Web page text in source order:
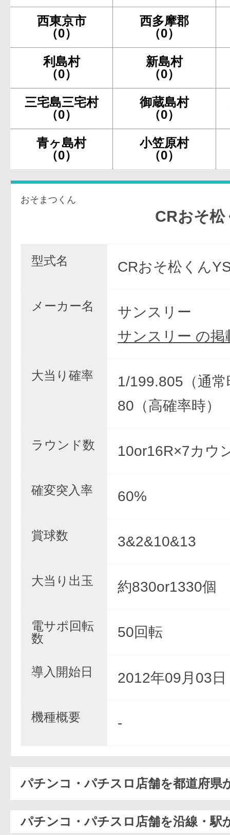
西東京市
（0）
西多摩郡
（0）
利島村
（0）
新島村
（0）
三宅島三宅村
（0）
御蔵島村
（0）
青ヶ島村
（0）
小笠原村
（0）
おそまつくん
CRおそ松く
型式名 CRおそ松くん
メーカー名
サンスリー
サンスリー の掲
大当り確率
1/199.805（通
80（高確率時）
ラウンド数 10or16R×7カウ
確変突入率 60%
賞球数 3&2&10&13
大当り出玉 約830or1330個
電サポ回転
数
50回転
導入開始日 2012年09月03日
機種概要 -
パチンコ・パチスロ店舗を都道府県
パチンコ・パチスロ店舗を沿線・駅